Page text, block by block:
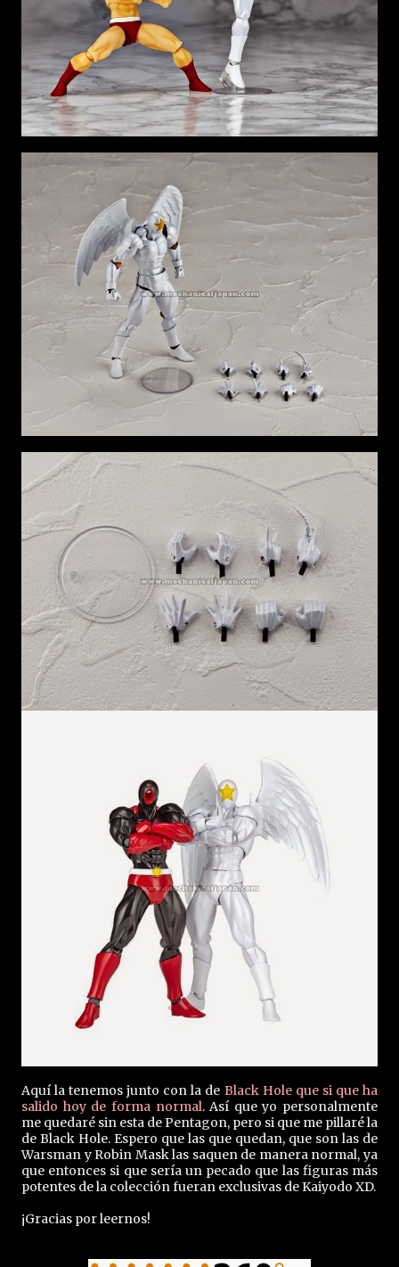
Aquí la tenemos junto con la de Black Hole que si que ha
salido hoy de forma normal. Así que yo personalmente
me quedaré sin esta de Pentagon, pero si que me pillaré la
de Black Hole. Espero que las que quedan, que son las de
Warsman y Robin Mask las saquen de manera normal, ya
que entonces si que sería un pecado que las figuras más
potentes de la colección fueran exclusivas de Kaiyodo XD.
¡Gracias por leernos!